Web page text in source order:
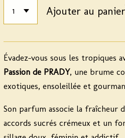
Ajouter au panier
Évadez-vous sous les tropiques
Passion de PRADY, une brume
exotiques, ensoleillée et
Son parfum associe la fraîcheur
accords sucrés crémeux et un